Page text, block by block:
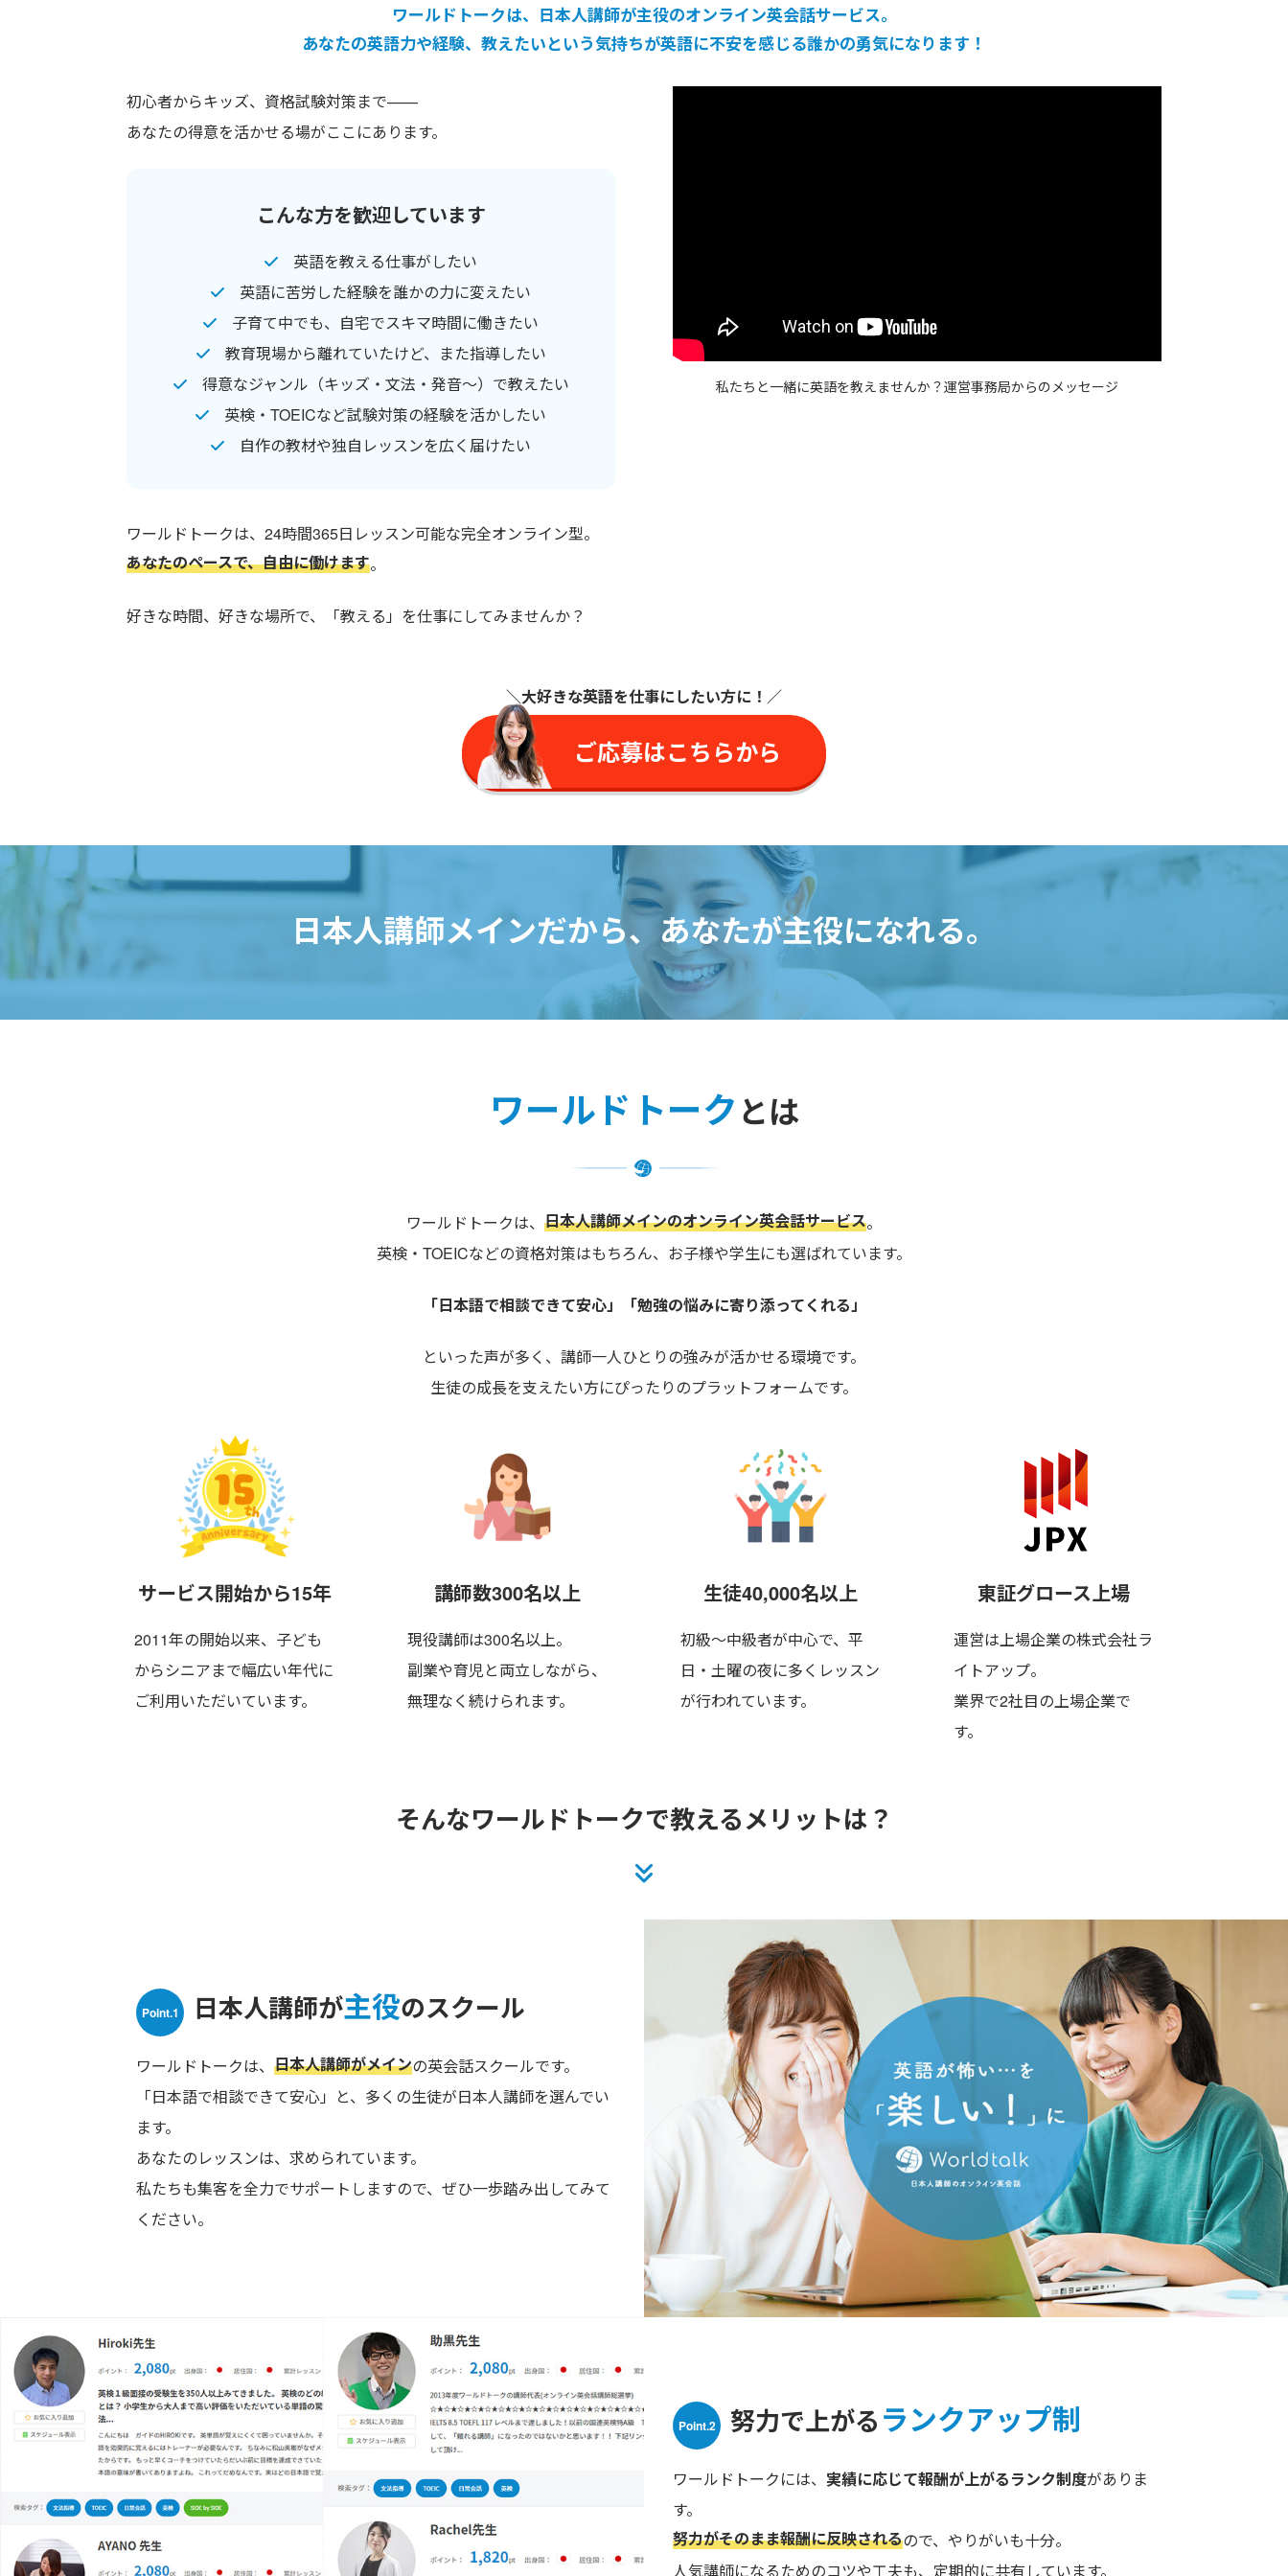
ワールドトークは、日本人講師が主役のオンライン英会話サービス。
あなたの英語力や経験、教えたいという気持ちが英語に不安を感じる誰かの勇気になります！
初心者からキッズ、資格試験対策まで——
あなたの得意を活かせる場がここにあります。
こんな方を歓迎しています
英語を教える仕事がしたい
英語に苦労した経験を誰かの力に変えたい
子育て中でも、自宅でスキマ時間に働きたい
教育現場から離れていたけど、また指導したい
得意なジャンル（キッズ・文法・発音～）で教えたい
英検・TOEICなど試験対策の経験を活かしたい
自作の教材や独自レッスンを広く届けたい
ワールドトークは、24時間365日レッスン可能な完全オンライン型。
あなたのペースで、自由に働けます。
好きな時間、好きな場所で、「教える」を仕事にしてみませんか？
私たちと一緒に英語を教えませんか？運営事務局からのメッセージ
＼大好きな英語を仕事にしたい方に ！／
ご応募はこちらから
日本人講師メインだから、 あなたが主役になれる。
ワールドトークとは
ワールドトークは、 日本人講師メインのオンライン英会話サービス。
英検・TOEICなどの資格対策はもちろん、お子様や学生にも選ばれています。
「日本語で相談できて安心」 「勉強の悩みに寄り添ってくれる」
といった声が多く、講師一人ひとりの強みが活かせる環境です。
生徒の成長を支えたい方にぴったりのプラットフォームです。
サービス開始から15年
2011年の開始以来、子ども
からシニアまで幅広い年代に
ご利用いただいています。
講師数300名以上
現役講師は300名以上。
副業や育児と両立しながら、
無理なく 続けられます。
生徒40,000名以上
初級〜中級者が中心で、 平
日・土曜の夜に多くレッスン
が行われています。
東証グロース上場
運営は上場企業の株式会社ラ
イトアップ。
業界で2社目の上場企業で
す。
そんなワールドトークで教えるメリットは？
Point.1 日本人講師が主役のスクール
ワールドトークは、 日本人講師がメインの英会話スクールです。
「日本語で相談できて安心」と、多くの生徒が日本人講師を選んでい
ます。
あなたのレッスンは、求められています。
私たちも集客を全力でサポートしますので、ぜひ一歩踏み出してみて
ください。
Point.2 努力で上がるランクアップ制
ワールドトークには、 実績に応じて報酬が上がるランク制度がありま
す。
努力がそのまま報酬に反映されるので、やりがいも十分。
人気講師になるためのコツや工夫も、定期的に共有しています。